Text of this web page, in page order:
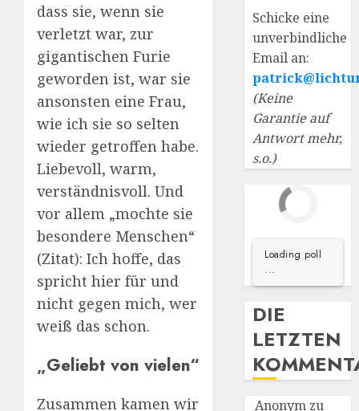
dass sie, wenn sie
verletzt war, zur
gigantischen Furie
geworden ist, war sie
ansonsten eine Frau,
wie ich sie so selten
wieder getroffen habe.
Liebevoll, warm,
verständnisvoll. Und
vor allem „mochte sie
besondere Menschen“
(Zitat): Ich hoffe, das
spricht hier für und
nicht gegen mich, wer
weiß das schon.
„Geliebt von vielen“
Zusammen kamen wir
Schicke eine
unverbindliche
Email an:
(Keine
Garantie auf
Antwort mehr,
s.o.)
Loading poll
...
DIE
LETZTEN
Anonym zu